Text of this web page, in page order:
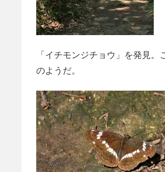
「イチモンジチョウ」を発見
のようだ。